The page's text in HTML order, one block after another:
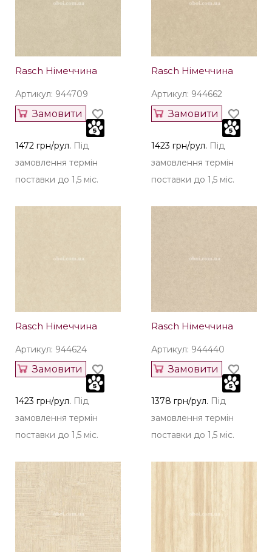
Rasch Німеччина
Артикул: 944709
Замовити
1472 грн/рул. Під
замовлення термін
поставки до 1,5 міс.
Rasch Німеччина
Артикул: 944662
Замовити
1423 грн/рул. Під
замовлення термін
поставки до 1,5 міс.
Rasch Німеччина
Артикул: 944624
Замовити
1423 грн/рул. Під
замовлення термін
поставки до 1,5 міс.
Rasch Німеччина
Артикул: 944440
Замовити
1378 грн/рул. Під
замовлення термін
поставки до 1,5 міс.